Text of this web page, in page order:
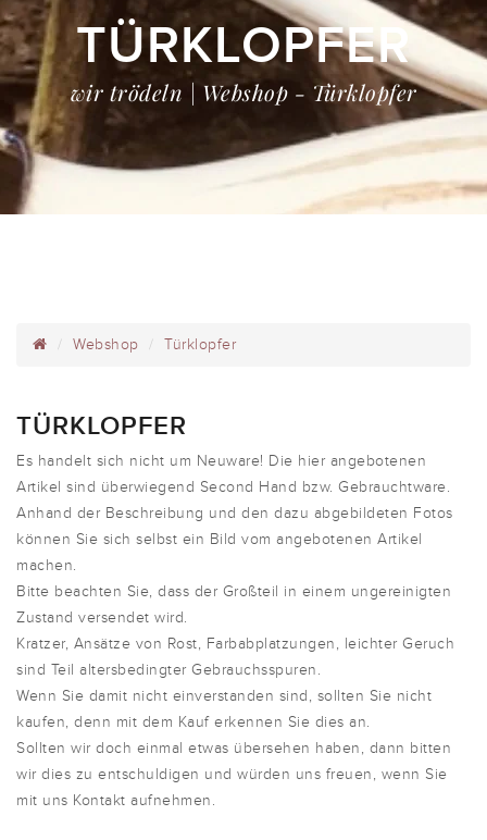
TÜRKLOPFER
wir trödeln | Webshop - Türklopfer
Webshop Türklopfer
TÜRKLOPFER
Es handelt sich nicht um Neuware! Die hier angebotenen
Artikel sind überwiegend Second Hand bzw. Gebrauchtware.
Anhand der Beschreibung und den dazu abgebildeten Fotos
können Sie sich selbst ein Bild vom angebotenen Artikel
machen.
Bitte beachten Sie, dass der Großteil in einem ungereinigten
Zustand versendet wird.
Kratzer, Ansätze von Rost, Farbabplatzungen, leichter Geruch
sind Teil altersbedingter Gebrauchsspuren.
Wenn Sie damit nicht einverstanden sind, sollten Sie nicht
kaufen, denn mit dem Kauf erkennen Sie dies an.
Sollten wir doch einmal etwas übersehen haben, dann bitten
wir dies zu entschuldigen und würden uns freuen, wenn Sie
mit uns Kontakt aufnehmen.